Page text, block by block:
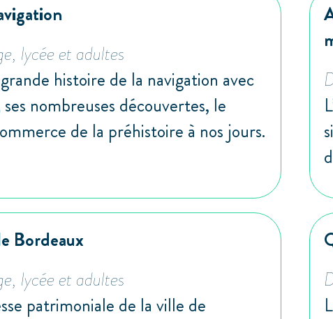
lycée et adultes
histoire de la navigation avec
nombreuses découvertes, le
de la préhistoire à nos jours.
Bordeaux
lycée et adultes
patrimoniale de la ville de